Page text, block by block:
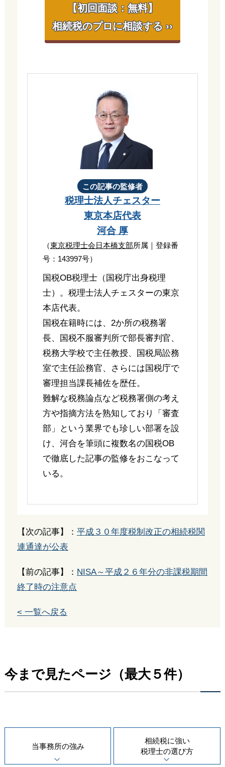
【初回面談：無料】
相続税のプロに相談する ››
この記事の監修者
税理士法人チェスター
東京本店代表
河合 厚
（東京税理士会日本橋支部所属｜登録番
号：143997号）
国税OB税理士（国税庁出身税理
士）。税理士法人チェスターの東京
本店代表。
国税在籍時には、2か所の税務署
長、国税不服審判所で部長審判官、
税務大学校で主任教授、国税局訟務
室で主任訟務官、さらには国税庁で
審理担当課長補佐を歴任。
難解な税務論点など税務署側の考え
方や指摘方法を熟知しており「審査
部」という業界でも珍しい部署を設
け、河合を筆頭に複数名の国税OB
で徹底した記事の監修をおこなって
いる。
【次の記事】： 平成３０年度税制改正の相続税関
連通達が公表
【前の記事】： NISA～平成２６年分の非課税期間
終了時の注意点
< 一覧へ戻る
今まで見たページ（最大５件）
当事務所の強み
相続税に強い
税理士の選び方